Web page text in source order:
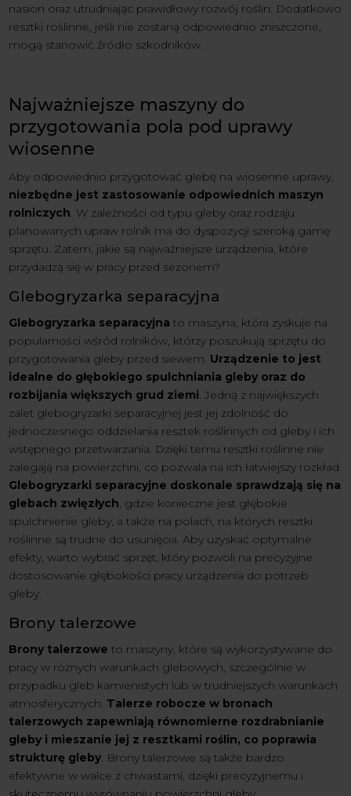
nasion oraz utrudniając prawidłowy rozwój roślin. Dodatkowo
resztki roślinne, jeśli nie zostaną odpowiednio zniszczone,
mogą stanowić źródło szkodników.
Najważniejsze maszyny do
przygotowania pola pod uprawy
wiosenne
Aby odpowiednio przygotować glebę na wiosenne uprawy,
niezbędne jest zastosowanie odpowiednich maszyn
rolniczych. W zależności od typu gleby oraz rodzaju
planowanych upraw rolnik ma do dyspozycji szeroką gamę
sprzętu. Zatem, jakie są najważniejsze urządzenia, które
przydadzą się w pracy przed sezonem?
Glebogryzarka separacyjna
Glebogryzarka separacyjna to maszyna, która zyskuje na
popularności wśród rolników, którzy poszukują sprzętu do
przygotowania gleby przed siewem. Urządzenie to jest
idealne do głębokiego spulchniania gleby oraz do
rozbijania większych grud ziemi. Jedną z największych
zalet glebogryzarki separacyjnej jest jej zdolność do
jednoczesnego oddzielania resztek roślinnych od gleby i ich
wstępnego przetwarzania. Dzięki temu resztki roślinne nie
zalegają na powierzchni, co pozwala na ich łatwiejszy rozkład.
Glebogryzarki separacyjne doskonale sprawdzają się na
glebach zwięzłych, gdzie konieczne jest głębokie
spulchnienie gleby, a także na polach, na których resztki
roślinne są trudne do usunięcia. Aby uzyskać optymalne
efekty, warto wybrać sprzęt, który pozwoli na precyzyjne
dostosowanie głębokości pracy urządzenia do potrzeb
gleby.
Brony talerzowe
Brony talerzowe to maszyny, które są wykorzystywane do
pracy w różnych warunkach glebowych, szczególnie w
przypadku gleb kamienistych lub w trudniejszych warunkach
atmosferycznych. Talerze robocze w bronach
talerzowych zapewniają równomierne rozdrabnianie
gleby i mieszanie jej z resztkami roślin, co poprawia
strukturę gleby. Brony talerzowe są także bardzo
efektywne w walce z chwastami, dzięki precyzyjnemu i